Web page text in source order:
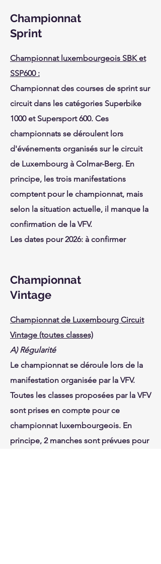
Championnat
Sprint
Championnat luxembourgeois SBK et
SSP600 :
Championnat des courses de sprint sur
circuit dans les catégories Superbike
1000 et Supersport 600. Ces
championnats se déroulent lors
d'événements organisés sur le circuit
de Luxembourg à Colmar-Berg. En
principe, les trois manifestations
comptent pour le championnat, mais
selon la situation actuelle, il manque la
confirmation de la VFV.
Les dates pour 2026: à confirmer
Championnat
Vintage
Championnat de Luxembourg Circuit
Vintage (toutes classes)
A) Régularité
Le championnat se déroule lors de la
manifestation organisée par la VFV.
Toutes les classes proposées par la VFV
sont prises en compte pour ce
championnat luxembourgeois. En
principe, 2 manches sont prévues pour